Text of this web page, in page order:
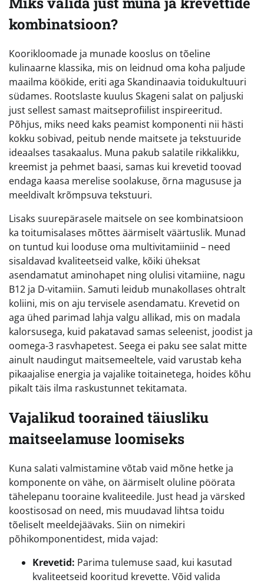
kombinatsioon?
Koorikloomade ja munade kooslus on tõeline
kulinaarne klassika, mis on leidnud oma koha paljude
maailma köökide, eriti aga Skandinaavia toidukultuuri
südames. Rootslaste kuulus Skageni salat on paljuski
just sellest samast maitseprofiilist inspireeritud.
Põhjus, miks need kaks peamist komponenti nii hästi
kokku sobivad, peitub nende maitsete ja tekstuuride
ideaalses tasakaalus. Muna pakub salatile rikkalikku,
kreemist ja pehmet baasi, samas kui krevetid toovad
endaga kaasa merelise soolakuse, õrna magususe ja
meeldivalt krõmpsuva tekstuuri.
Lisaks suurepärasele maitsele on see kombinatsioon
ka toitumisalases mõttes äärmiselt väärtuslik. Munad
on tuntud kui looduse oma multivitamiinid – need
sisaldavad kvaliteetseid valke, kõiki üheksat
asendamatut aminohapet ning olulisi vitamiine, nagu
B12 ja D-vitamiin. Samuti leidub munakollases ohtralt
koliini, mis on aju tervisele asendamatu. Krevetid on
aga ühed parimad lahja valgu allikad, mis on madala
kalorsusega, kuid pakatavad samas seleenist, joodist ja
oomega-3 rasvhapetest. Seega ei paku see salat mitte
ainult naudingut maitsemeeltele, vaid varustab keha
pikaajalise energia ja vajalike toitainetega, hoides kõhu
pikalt täis ilma raskustunnet tekitamata.
Vajalikud toorained täiusliku
maitseelamuse loomiseks
Kuna salati valmistamine võtab vaid mõne hetke ja
komponente on vähe, on äärmiselt oluline pöörata
tähelepanu tooraine kvaliteedile. Just head ja värsked
koostisosad on need, mis muudavad lihtsa toidu
tõeliselt meeldejäävaks. Siin on nimekiri
põhikomponentidest, mida vajad:
Krevetid: Parima tulemuse saad, kui kasutad
kvaliteetseid kooritud krevette. Võid valida